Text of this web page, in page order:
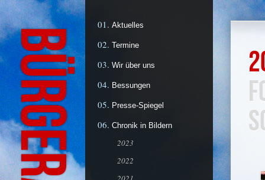
Aktuelles
Termine
Wir über uns
Bessungen
Presse-Spiegel
Chronik in Bildern
2023
2022